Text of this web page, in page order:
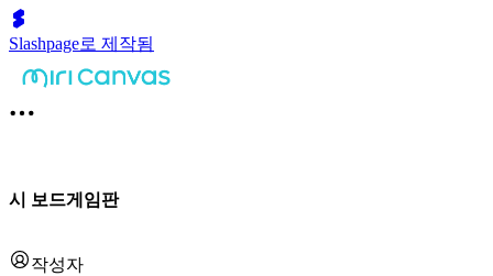
Slashpage로 제작됨
시 보드게임판
작성자